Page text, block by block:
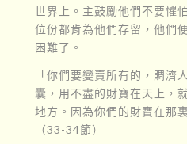
世界上。主鼓勵他們不要懼
位份都肯為他們存留，他們
困難了。
「你們要變賣所有的，賙濟
囊，用不盡的財寶在天上，
地方。因為你們的財寶在那
（33-34節）